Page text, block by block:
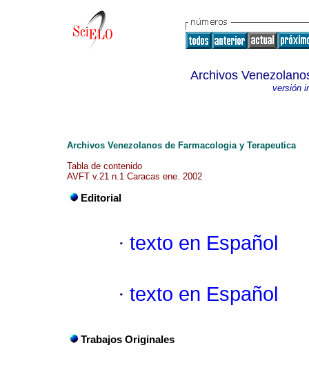
Archivos
versión
Archivos Venezolanos de Farmacologia y Terapeutica
Tabla de contenido
AVFT v.21 n.1 Caracas ene. 2002
Editorial
· texto en Español
· texto en Español
Trabajos Originales